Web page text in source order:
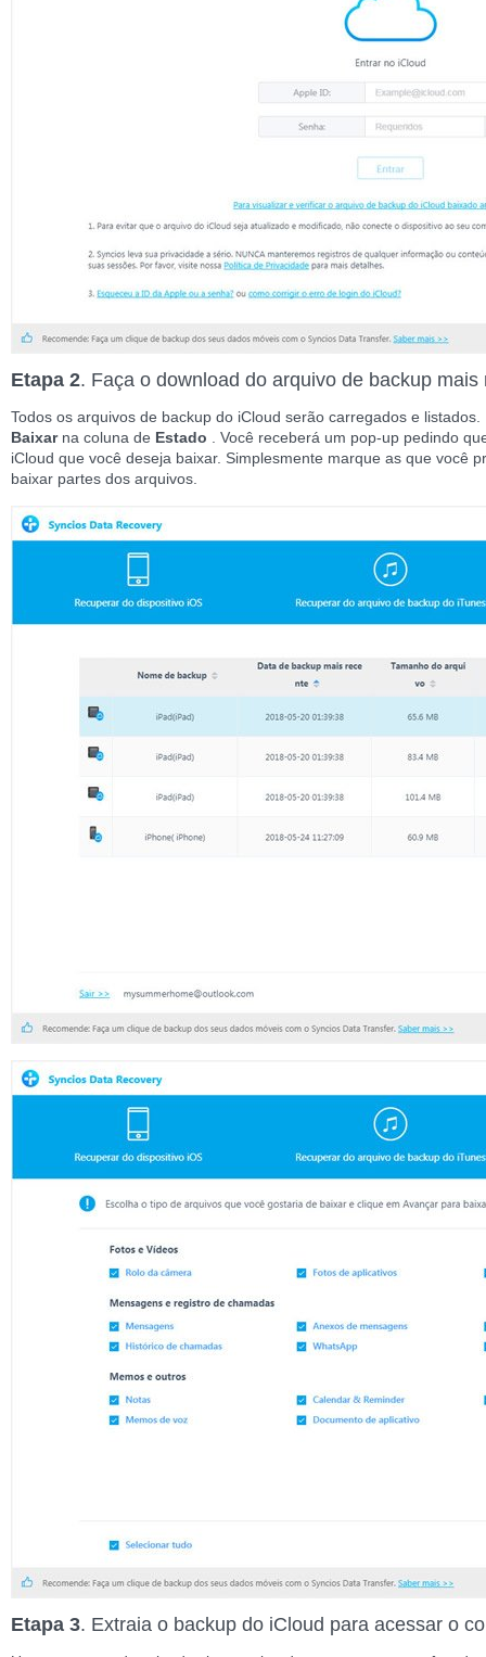
Etapa 2. Faça o download do arquivo de backup mais
Todos os arquivos de backup do iCloud serão carregados e
Baixar na coluna de Estado
. Você receberá um pop-up pedindo
iCloud que você deseja baixar. Simplesmente marque as que você
baixar partes dos arquivos.
Etapa 3. Extraia o backup do iCloud para acessar o